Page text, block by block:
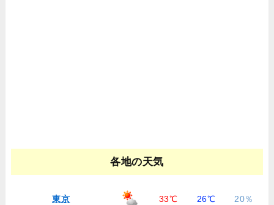
各地の天気
東京 33℃ 26℃ 20％